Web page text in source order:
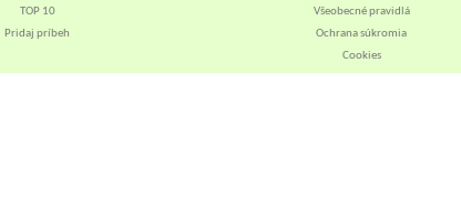
TOP 10
Pridaj príbeh
Všeobecné pravidlá
Ochrana súkromia
Cookies